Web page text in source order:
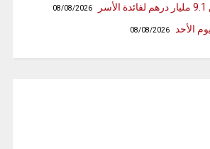
08/08/2026
الأحد 08/08/2026